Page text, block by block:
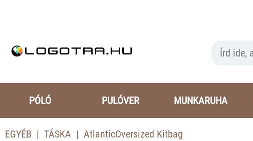
PÓLÓ PULÓVER MUNKARUHA
EGYÉB TÁSKA AtlanticOversized Kitbag